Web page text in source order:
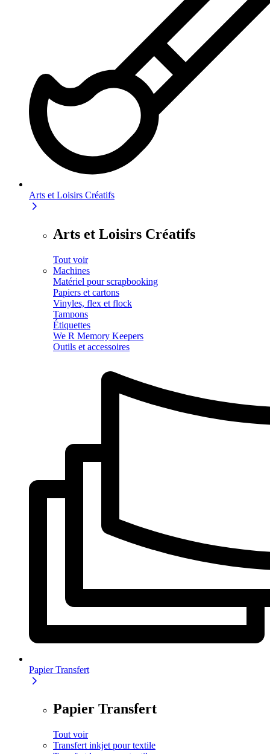
Arts et Loisirs Créatifs
Arts et Loisirs Créatifs
Tout voir
Machines
Matériel pour scrapbooking
Papiers et cartons
Vinyles, flex et flock
Tampons
Étiquettes
We R Memory Keepers
Outils et accessoires
Papier Transfert
Papier Transfert
Tout voir
Transfert inkjet pour textile